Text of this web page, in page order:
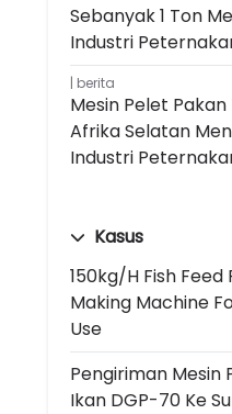
Sebanyak 1 Ton
Industri
berita
Mesin Pelet
Afrika Selatan
Industri
Kasus
150kg/h Fish
Making Machine
Use
Pengiriman Mesin
Ikan DGP-70 Ke